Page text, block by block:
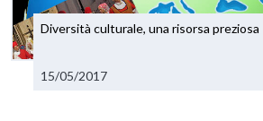
Diversità culturale, una risorsa preziosa
15/05/2017